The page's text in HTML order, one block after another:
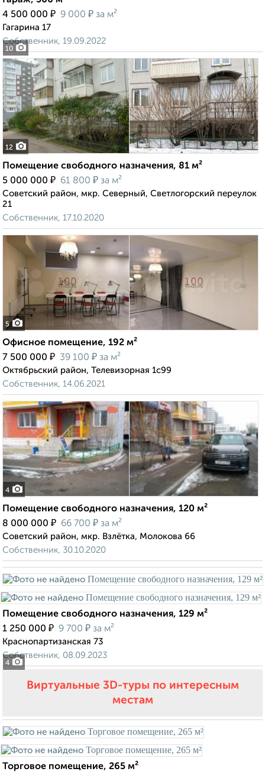
10
4 500 000 ₽ 9 000 ₽ за м²
Гагарина 17
Собственник, 19.09.2022
12
Помещение свободного назначения, 81 м²
5 000 000 ₽ 61 800 ₽ за м²
Советский район, мкр. Северный, Светлогорский переулок
21
Собственник, 17.10.2020
5
Офисное помещение, 192 м²
7 500 000 ₽ 39 100 ₽ за м²
Октябрьский район, Телевизорная 1с99
Собственник, 14.06.2021
4
Помещение свободного назначения, 120 м²
8 000 000 ₽ 66 700 ₽ за м²
Советский район, мкр. Взлётка, Молокова 66
Собственник, 30.10.2020
4
Помещение свободного назначения, 129 м²
1 250 000 ₽ 9 700 ₽ за м²
Краснопартизанская 73
Собственник, 08.09.2023
Виртуальные 3D-туры по интересным
местам
Торговое помещение, 265 м²